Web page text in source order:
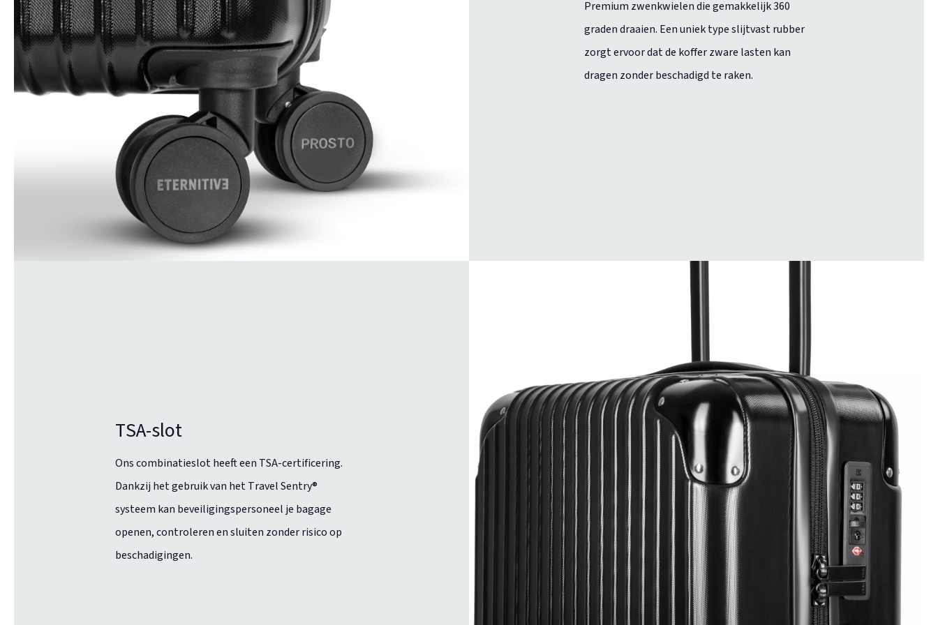
Premium zwenkwielen die gemakkelijk 360
graden draaien. Een uniek type slijtvast rubber
zorgt ervoor dat de koffer zware lasten kan
dragen zonder beschadigd te raken.
TSA-slot
Ons combinatieslot heeft een TSA-certificering.
Dankzij het gebruik van het Travel Sentry®
systeem kan beveiligingspersoneel je bagage
openen, controleren en sluiten zonder risico op
beschadigingen.